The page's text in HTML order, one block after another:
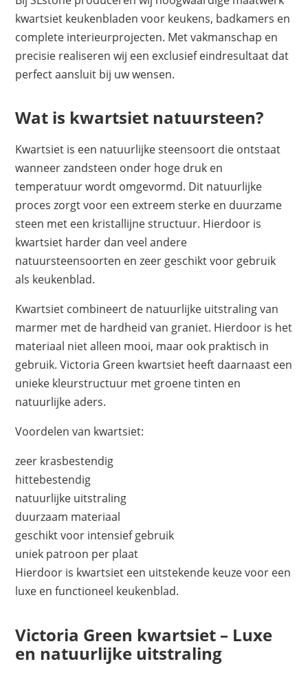
kwartsiet keukenbladen voor keukens, badkamers en
complete interieurprojecten. Met vakmanschap en
precisie realiseren wij een exclusief eindresultaat dat
perfect aansluit bij uw wensen.
Wat is kwartsiet natuursteen?
Kwartsiet is een natuurlijke steensoort die ontstaat
wanneer zandsteen onder hoge druk en
temperatuur wordt omgevormd. Dit natuurlijke
proces zorgt voor een extreem sterke en duurzame
steen met een kristallijne structuur. Hierdoor is
kwartsiet harder dan veel andere
natuursteensoorten en zeer geschikt voor gebruik
als keukenblad.
Kwartsiet combineert de natuurlijke uitstraling van
marmer met de hardheid van graniet. Hierdoor is het
materiaal niet alleen mooi, maar ook praktisch in
gebruik. Victoria Green kwartsiet heeft daarnaast een
unieke kleurstructuur met groene tinten en
natuurlijke aders.
Voordelen van kwartsiet:
zeer krasbestendig
hittebestendig
natuurlijke uitstraling
duurzaam materiaal
geschikt voor intensief gebruik
uniek patroon per plaat
Hierdoor is kwartsiet een uitstekende keuze voor een
luxe en functioneel keukenblad.
Victoria Green kwartsiet – Luxe
en natuurlijke uitstraling